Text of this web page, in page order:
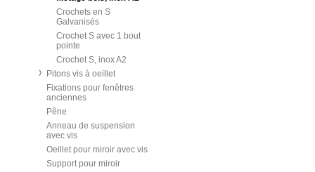
Crochets en S
Galvanisés
Crochet S avec 1 bout
pointe
Crochet S, inox A2
Pitons vis à oeillet
Fixations pour fenêtres
anciennes
Pêne
Anneau de suspension
avec vis
Oeillet pour miroir avec vis
Support pour miroir